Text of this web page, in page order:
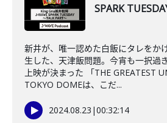
SPARK
新井が、唯一認めた白飯にタレをか
生した、天津飯問題。今宵も一択過
上映が決まった 「THE GREATEST
TOKYO DOMEは、こだ...
2024.08.23 |00:32:14